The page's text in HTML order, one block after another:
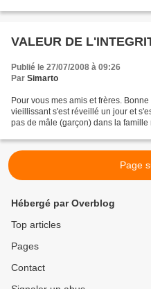
VALEUR DE
Publié le 27/07/2008 à 09:26
Par Simarto
Pour vous mes amis et frères.
vieillissant s'est réveillé un jour et
pas de mâle (garçon) dans la
Page
Hébergé par Overblog
Top articles
Pages
Contact